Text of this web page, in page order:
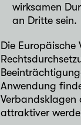
wirksamen
an Dritte sein.
Die
Anwendung
Verbandsklagen
attraktiver